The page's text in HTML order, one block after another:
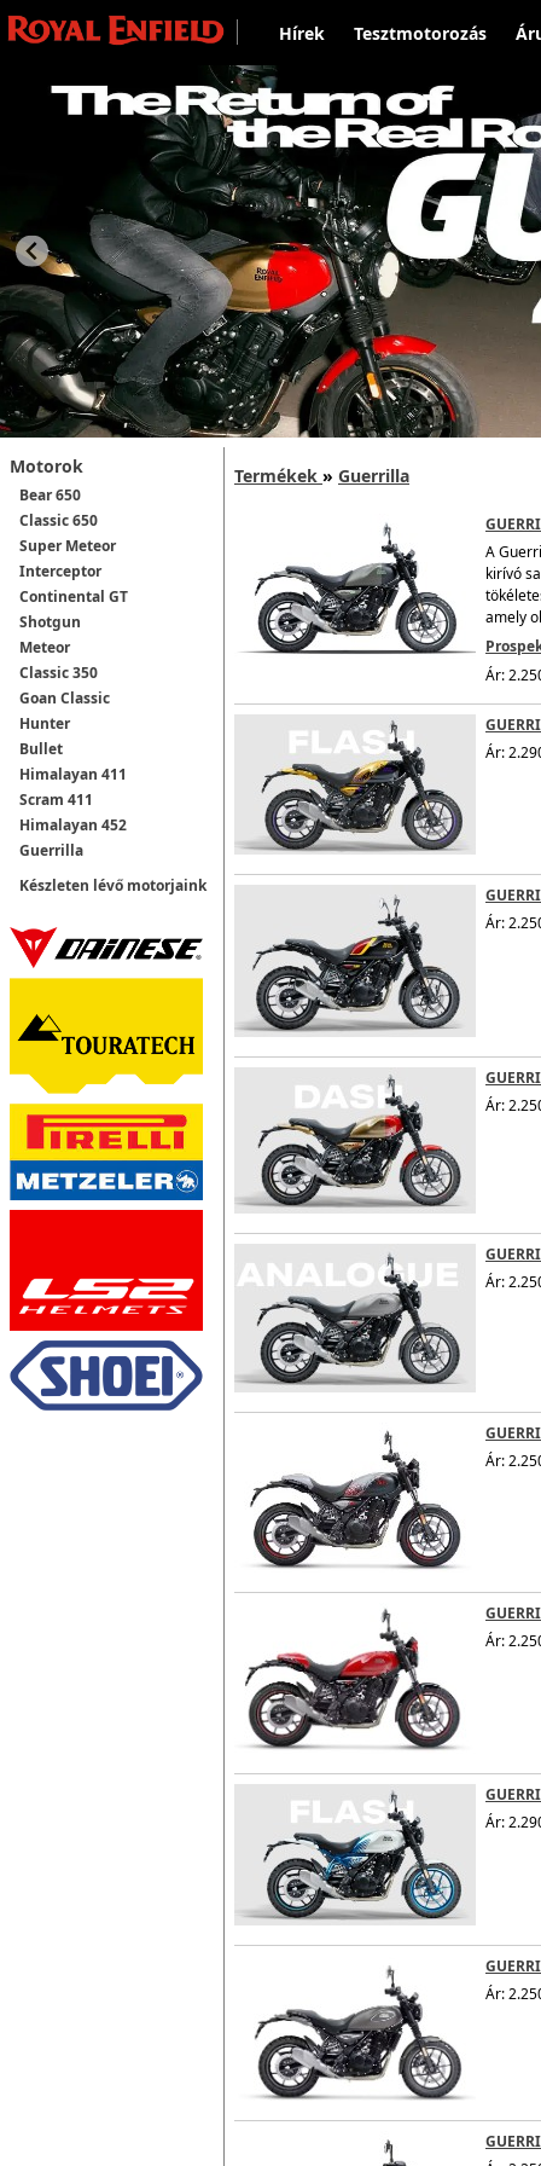
Hírek Tesztmotorozás
Motorok
Bear 650
Classic 650
Super Meteor
Interceptor
Continental GT
Shotgun
Meteor
Classic 350
Goan Classic
Hunter
Bullet
Himalayan 411
Scram 411
Himalayan 452
Guerrilla
Készleten lévő motorjaink
Termékek » Guerrilla
A
kirívó
amely
Ár:
Ár:
Ár:
Ár:
Ár:
Ár:
Ár:
Ár:
Ár: